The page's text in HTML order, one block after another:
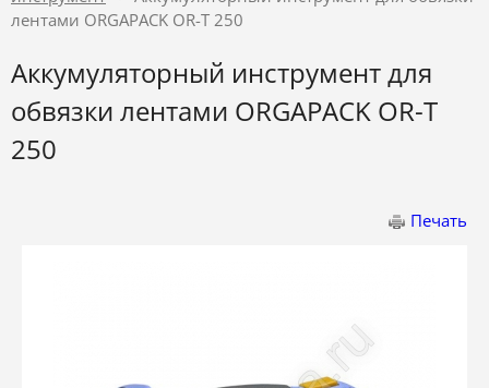
лентами ORGAPACK OR-T 250
Аккумуляторный инструмент для
обвязки лентами ORGAPACK OR-T
250
Печать